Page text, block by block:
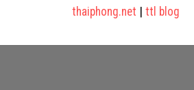
thaiphong.net|ttl blog|sửa